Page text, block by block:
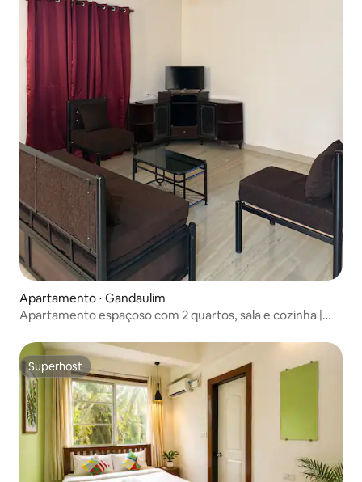
Apartamento ⋅ Gandaulim
Apartamento espaçoso com 2 quartos, sala e cozinha |
Superhost
Superhost